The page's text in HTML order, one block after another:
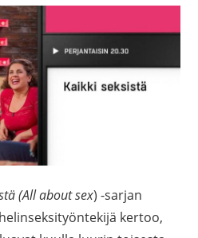
(All about sex) -sarjan
kertoo,